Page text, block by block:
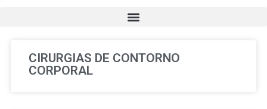
CIRURGIAS DE CONTORNO
CORPORAL